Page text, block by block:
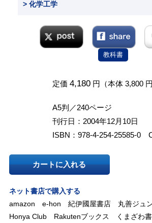
> 化学工学
教科書
定価 4,180円（本体 3,800 円
A5判／240ページ
刊行日：2004年12月10日
ISBN：978-4-254-25585-0
カートに入れる
ネット書店で購入する
amazon
e-hon 紀伊國屋書店
丸善ジュ
Honya Club
Rakutenブックス くまざわ